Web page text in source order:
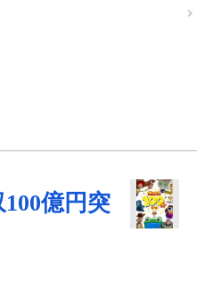
億円突